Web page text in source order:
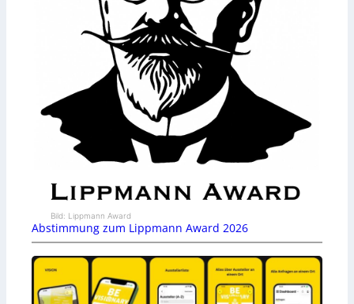
Bild: Lippmann Award
Abstimmung zum Lippmann Award 2026